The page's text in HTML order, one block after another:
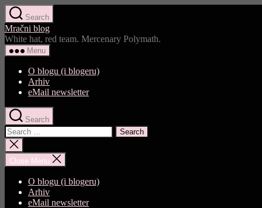
Skip
to
the
content
Search
Mračni blog
White hat, red team. Mercenary Polymath.
Menu
O blogu (i blogeru)
Arhiv
eMail newsletter
Search
Search
for:
Close
search
Close Menu
O blogu (i blogeru)
Arhiv
eMail newsletter